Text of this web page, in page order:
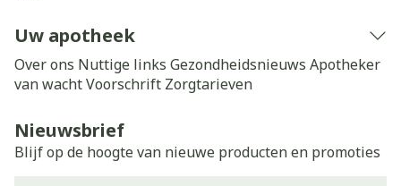
Uw apotheek
Over ons Nuttige links Gezondheidsnieuws Apotheker
van wachtVoorschrift Zorgtarieven
Nieuwsbrief
Blijf op de hoogte van nieuwe producten en promoties